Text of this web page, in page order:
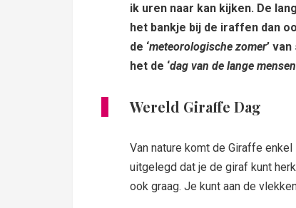
ik uren naar kan kijken. De
het bankje bij de iraffen dan
de ‘meteorologische zomer’
het de ‘dag van de lange mensen
Wereld Giraffe Dag
Van nature komt de Giraffe
uitgelegd dat je de giraf kunt
ook graag. Je kunt aan de